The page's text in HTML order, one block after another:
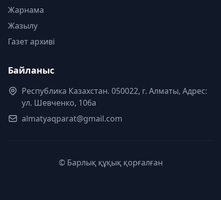
Жарнама
Жазылу
Газет архиві
Байланыс
Республика Казахстан. 050022, г. Алматы, Адрес:
ул. Шевченко, 106а
almatyaqparat@gmail.com
© Барлық құқық қорғалған